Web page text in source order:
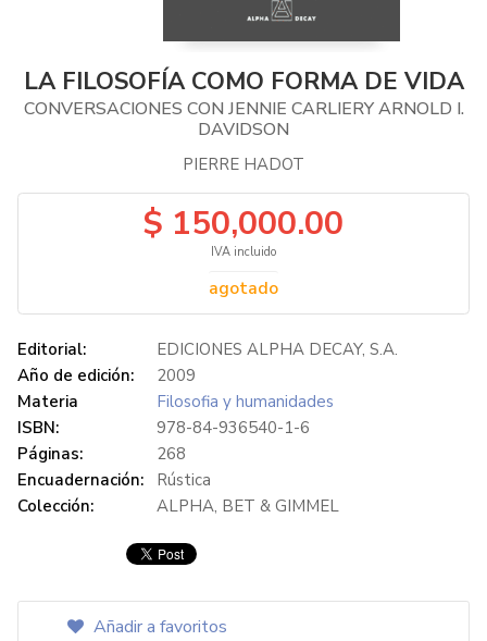
LA FILOSOFÍA COMO FORMA DE VIDA
CONVERSACIONES CON JENNIE CARLIERY ARNOLD I.
DAVIDSON
PIERRE HADOT
$ 150,000.00
IVA incluido
agotado
Editorial:
EDICIONES ALPHA DECAY, S.A.
Año de edición:
2009
Materia
Filosofia y humanidades
ISBN:
978-84-936540-1-6
Páginas:
268
Encuadernación:
Rústica
Colección:
ALPHA, BET & GIMMEL
Añadir a favoritos